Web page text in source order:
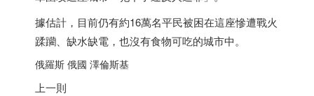
據估計，目前仍有約16萬名平民被困在這座慘遭戰火
蹂躪、缺水缺電，也沒有食物可吃的城市中。
俄羅斯 俄國 澤倫斯基
上一則